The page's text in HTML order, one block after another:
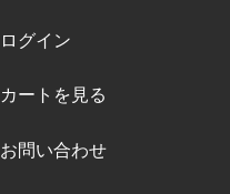
ログイン
カートを見る
お問い合わせ